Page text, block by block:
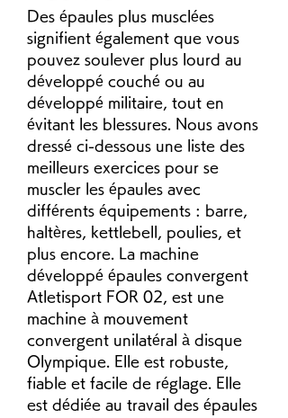
Des épaules plus musclées
signifient également que vous
pouvez soulever plus lourd au
développé couché ou au
développé militaire, tout en
évitant les blessures. Nous avons
dressé ci-dessous une liste des
meilleurs exercices pour se
muscler les épaules avec
différents équipements : barre,
haltères, kettlebell, poulies, et
plus encore. La machine
développé épaules convergent
Atletisport FOR 02, est une
machine à mouvement
convergent unilatéral à disque
Olympique. Elle est robuste,
fiable et facile de réglage. Elle
est dédiée au travail des épaules